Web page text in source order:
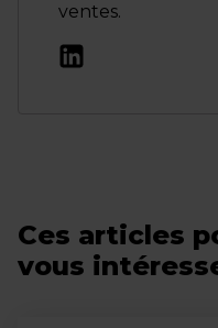
ventes.
Ces articles
vous